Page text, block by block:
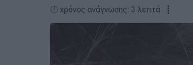
🕛 χρόνος ανάγνωσης: 3 λεπτά ┋